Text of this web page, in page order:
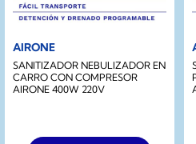
AIRONE
SANITIZADOR NEBULIZADOR EN
CARRO CON COMPRESOR
AIRONE 400W 220V